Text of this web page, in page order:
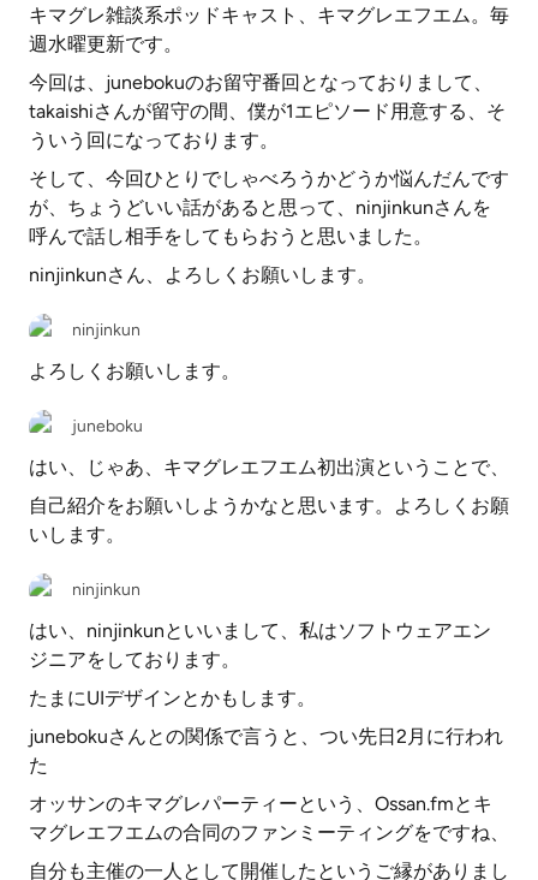
キマグレ雑談系ポッドキャスト、キマグレエフエム。毎
週水曜更新です。
今回は、junebokuのお留守番回となっておりまして、
takaishiさんが留守の間、僕が1エピソード用意する、そ
ういう回になっております。
そして、今回ひとりでしゃべろうかどうか悩んだんです
が、ちょうどいい話があると思って、ninjinkunさんを
呼んで話し相手をしてもらおうと思いました。
ninjinkunさん、よろしくお願いします。
ninjinkun
よろしくお願いします。
juneboku
はい、じゃあ、キマグレエフエム初出演ということで、
自己紹介をお願いしようかなと思います。よろしくお願
いします。
ninjinkun
はい、ninjinkunといいまして、私はソフトウェアエン
ジニアをしております。
たまにUIデザインとかもします。
junebokuさんとの関係で言うと、つい先日2月に行われ
た
オッサンのキマグレパーティーという、Ossan.fmとキ
マグレエフエムの合同のファンミーティングをですね、
自分も主催の一人として開催したというご縁がありまし